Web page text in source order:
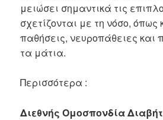
μειώσει σημαντικά τις
σχετίζονται με τη νόσο,
παθήσεις, νευροπάθειες και
τα μάτια.
Περισσότερα :
Διεθνής Ομοσπονδία